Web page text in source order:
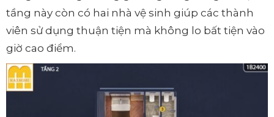
tầng này còn có hai nhà vệ sinh giúp các thành
viên sử dụng thuận tiện mà không lo bất tiện vào
giờ cao điểm.